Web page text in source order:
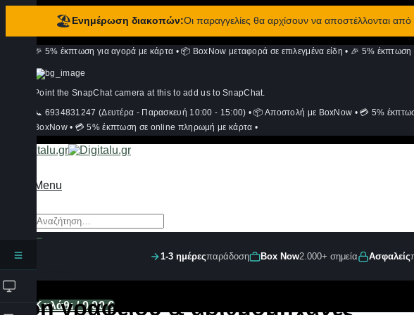
🏖️Ενημέρωση διακοπών:Οι παραγγελίες θα αρχίσουν να αποστέλλονται από
περιεχόμενο
🎉 5% έκπτωση για αγορά με κάρτα • 📦 BoxNow μεταφορά σε επιλεγμένα είδη • 🎉 5% έκπτωση
Point the SnapChat camera at this to add us to SnapChat.
📞 6934831247 (Δευτέρα - Παρασκευή 10:00 - 15:00) • 📦 Αποστολή με BoxNow • 💳 5%
BoxNow • 💳 5% έκπτωση σε online πληρωμή με κάρτα •
Menu
Αναζήτηση
για:
Σύνδεση
Καλάθι /0,00€
1-3 ημέρεςπαράδοση Box Now2.000+ σημεία Ασφαλείς
Είδη γραφείου & αριθμομηχανές